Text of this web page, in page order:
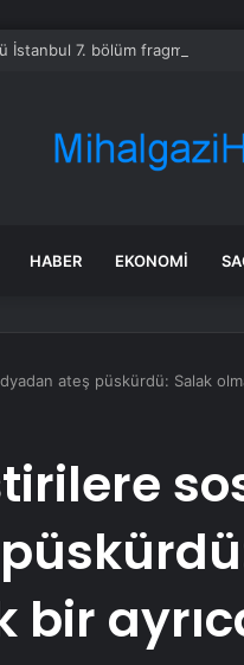
İstanbul 7. bölüm fragmanı
HABER EKONOMI
ateş püskürdü: Salak